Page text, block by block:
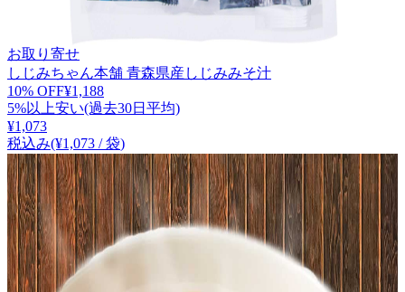
お取り寄せ
しじみちゃん本舗 青森県産しじみみそ汁
10% OFF¥1,188
5%以上安い(過去30日平均)
¥1,073
税込み(¥1,073 / 袋)